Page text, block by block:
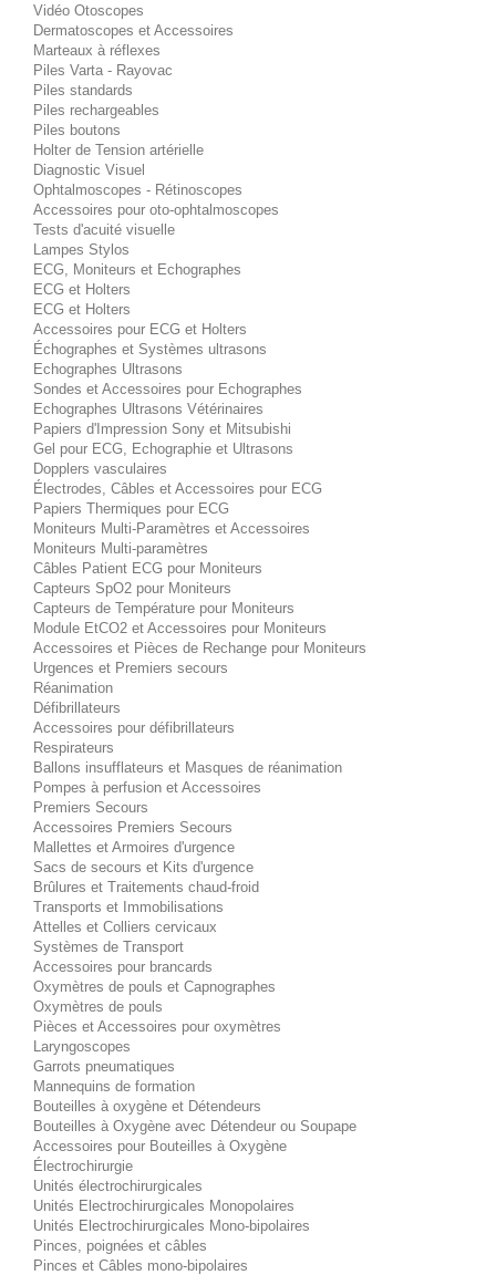
Vidéo Otoscopes
Dermatoscopes et Accessoires
Marteaux à réflexes
Piles Varta - Rayovac
Piles standards
Piles rechargeables
Piles boutons
Holter de Tension artérielle
Diagnostic Visuel
Ophtalmoscopes - Rétinoscopes
Accessoires pour oto-ophtalmoscopes
Tests d'acuité visuelle
Lampes Stylos
ECG, Moniteurs et Echographes
ECG et Holters
ECG et Holters
Accessoires pour ECG et Holters
Échographes et Systèmes ultrasons
Echographes Ultrasons
Sondes et Accessoires pour Echographes
Echographes Ultrasons Vétérinaires
Papiers d'Impression Sony et Mitsubishi
Gel pour ECG, Echographie et Ultrasons
Dopplers vasculaires
Électrodes, Câbles et Accessoires pour ECG
Papiers Thermiques pour ECG
Moniteurs Multi-Paramètres et Accessoires
Moniteurs Multi-paramètres
Câbles Patient ECG pour Moniteurs
Capteurs SpO2 pour Moniteurs
Capteurs de Température pour Moniteurs
Module EtCO2 et Accessoires pour Moniteurs
Accessoires et Pièces de Rechange pour Moniteurs
Urgences et Premiers secours
Réanimation
Défibrillateurs
Accessoires pour défibrillateurs
Respirateurs
Ballons insufflateurs et Masques de réanimation
Pompes à perfusion et Accessoires
Premiers Secours
Accessoires Premiers Secours
Mallettes et Armoires d'urgence
Sacs de secours et Kits d'urgence
Brûlures et Traitements chaud-froid
Transports et Immobilisations
Attelles et Colliers cervicaux
Systèmes de Transport
Accessoires pour brancards
Oxymètres de pouls et Capnographes
Oxymètres de pouls
Pièces et Accessoires pour oxymètres
Laryngoscopes
Garrots pneumatiques
Mannequins de formation
Bouteilles à oxygène et Détendeurs
Bouteilles à Oxygène avec Détendeur ou Soupape
Accessoires pour Bouteilles à Oxygène
Électrochirurgie
Unités électrochirurgicales
Unités Electrochirurgicales Monopolaires
Unités Electrochirurgicales Mono-bipolaires
Pinces, poignées et câbles
Pinces et Câbles mono-bipolaires